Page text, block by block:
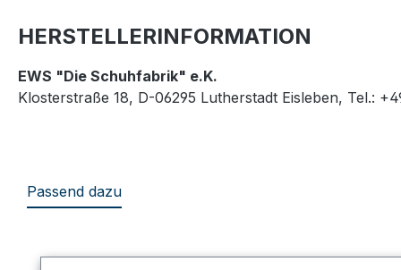
HERSTELLERINFORMATION
EWS "Die Schuhfabrik" e.K.
Klosterstraße 18, D-06295 Lutherstadt Eisleben, Tel.:
Passend dazu